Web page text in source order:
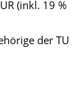
(inkl. 19 %
der TU